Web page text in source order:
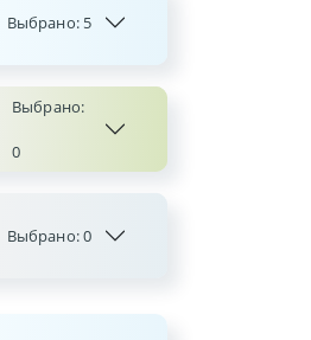
Выбрано: 5
Выбрано:
0
Выбрано:0